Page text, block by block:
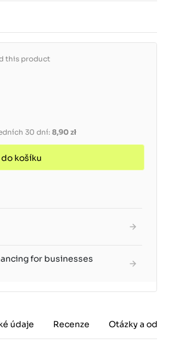
this product
30 dní: 8,90 zł
košíku
for businesses
údaje Recenze Otázky a